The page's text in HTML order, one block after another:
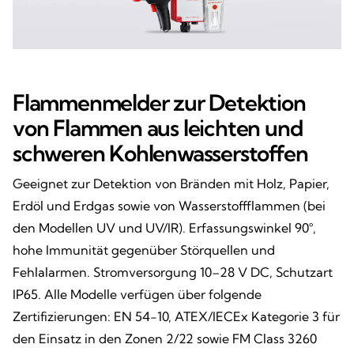
Flammenmelder zur Detektion
von Flammen aus leichten und
schweren Kohlenwasserstoffen
Geeignet zur Detektion von Bränden mit Holz, Papier,
Erdöl und Erdgas sowie von Wasserstoffflammen (bei
den Modellen UV und UV/IR). Erfassungswinkel 90°,
hohe Immunität gegenüber Störquellen und
Fehlalarmen. Stromversorgung 10–28 V DC, Schutzart
IP65. Alle Modelle verfügen über folgende
Zertifizierungen: EN 54-10, ATEX/IECEx Kategorie 3 für
den Einsatz in den Zonen 2/22 sowie FM Class 3260